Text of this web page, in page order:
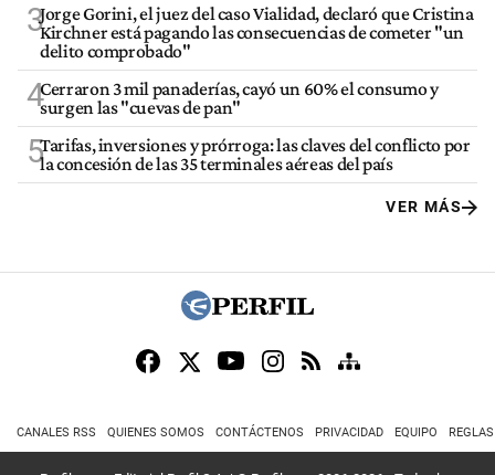
3Jorge Gorini, el juez del caso Vialidad, declaró que Cristina
Kirchner está pagando las consecuencias de cometer "un
delito comprobado"
4Cerraron 3 mil panaderías, cayó un 60% el consumo y
surgen las "cuevas de pan"
5Tarifas, inversiones y prórroga: las claves del conflicto por
la concesión de las 35 terminales aéreas del país
VER MÁS
CANALES RSS QUIENES SOMOS CONTÁCTENOS PRIVACIDAD EQUIPO